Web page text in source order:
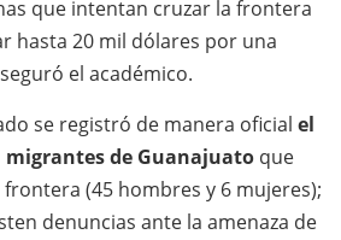
que intentan cruzar la frontera
hasta 20 mil dólares por una
el académico.
se registró de manera oficial el
de Guanajuato que
(45 hombres y 6 mujeres);
denuncias ante la amenaza de